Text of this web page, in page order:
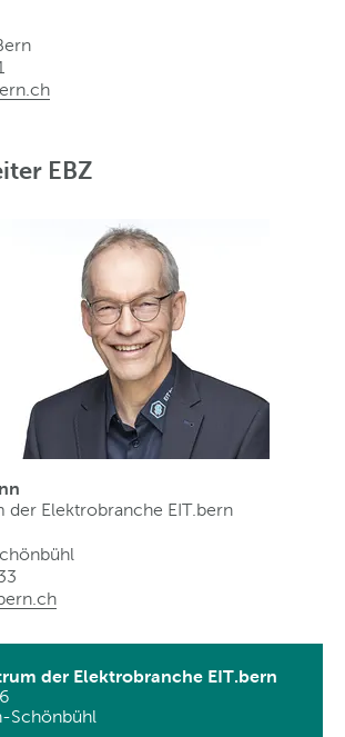
ch
EBZ
der Elektrobranche EIT.bern
ch
der Elektrobranche EIT.bern
Schönbühl